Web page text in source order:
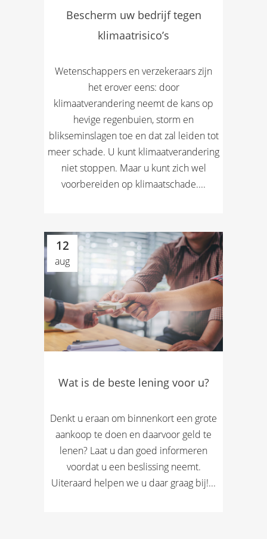
Bescherm uw bedrijf tegen
klimaatrisico’s
Wetenschappers en verzekeraars zijn
het erover eens: door
klimaatverandering neemt de kans op
hevige regenbuien, storm en
blikseminslagen toe en dat zal leiden tot
meer schade. U kunt klimaatverandering
niet stoppen. Maar u kunt zich wel
voorbereiden op klimaatschade....
12
aug
Wat is de beste lening voor u?
Denkt u eraan om binnenkort een grote
aankoop te doen en daarvoor geld te
lenen? Laat u dan goed informeren
voordat u een beslissing neemt.
Uiteraard helpen we u daar graag bij!...